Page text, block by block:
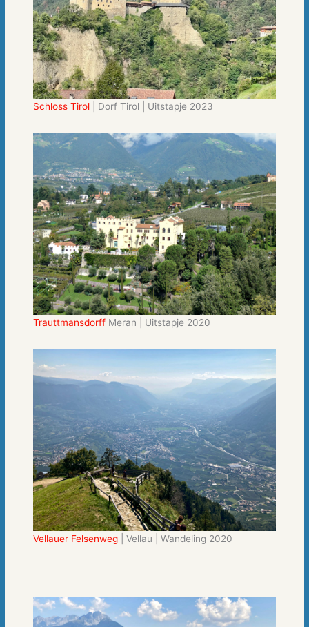
Schloss Tirol | Dorf Tirol | Uitstapje 2023
Trauttmansdorff Meran | Uitstapje 2020
Vellauer Felsenweg | Vellau | Wandeling 2020